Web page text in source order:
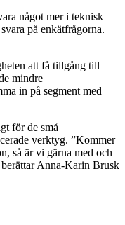
något mer i teknisk
på enkätfrågorna.
att få tillgång till
mindre
in på segment med
för de små
verktyg. ”Kommer
så är vi gärna med och
berättar Anna-Karin Brusk